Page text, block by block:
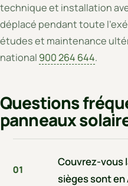
technique et installation
déplacé pendant toute
études et maintenance
national 900 264 644.
Questions
panneaux
01
Couvrez-vous
sièges sont en